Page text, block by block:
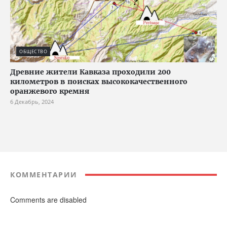
ОБЩЕСТВО
Древние жители Кавказа проходили 200
километров в поисках высококачественного
оранжевого кремня
6 Декабрь, 2024
КОММЕНТАРИИ
Comments are disabled